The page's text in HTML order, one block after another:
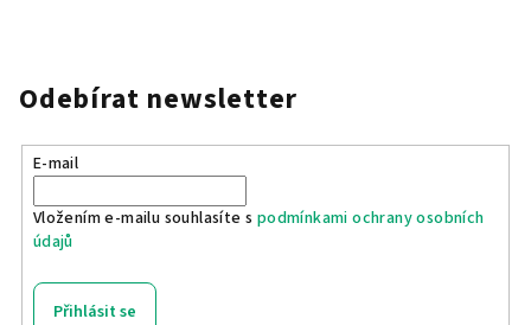
Odebírat newsletter
E-mail
Vložením e-mailu souhlasíte s podmínkami ochrany osobních
údajů
Přihlásit se